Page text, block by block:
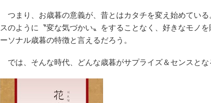
つまり、お歳暮の意義が、昔とはカタチを変え始めてい
スのように〝変な気づかい〟をすることなく、好きなモノ
ーソナル歳暮の特徴と言えるだろう。
では、そんな時代、どんな歳暮がサプライズ＆センスとな